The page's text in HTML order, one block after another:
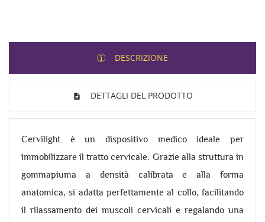
DESCRIZIONE
DETTAGLI DEL PRODOTTO
Cervilight è un dispositivo medico ideale per
immobilizzare il tratto cervicale. Grazie alla struttura in
gommapiuma a densità calibrata e alla forma
anatomica, si adatta perfettamente al collo, facilitando
il rilassamento dei muscoli cervicali e regalando una